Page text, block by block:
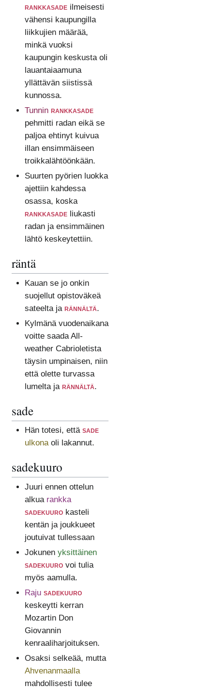
rankkasadeilmeisesti
vähensi kaupungilla
liikkujien määrää,
minkä vuoksi
kaupungin keskusta oli
lauantaiaamuna
yllättävän siistissä
kunnossa.
Tunnin rankkasade
pehmitti radan eikä se
paljoa ehtinyt kuivua
illan ensimmäiseen
troikkalähtöönkään.
Suurten pyörien luokka
ajettiin kahdessa
osassa, koska
rankkasadeliukasti
radan ja ensimmäinen
lähtö keskeytettiin.
räntä
Kauan se jo onkin
suojellut opistoväkeä
sateelta ja rännältä.
Kylmänä vuodenaikana
voitte saada All-
weather Cabrioletista
täysin umpinaisen, niin
että olette turvassa
lumelta ja rännältä.
sade
Hän totesi, että sade
ulkonaoli lakannut.
sadekuuro
Juuri ennen ottelun
alkua rankka
sadekuurokasteli
kentän ja joukkueet
joutuivat tullessaan
Jokunen yksittäinen
sadekuurovoi tulia
myös aamulla.
Raju sadekuuro
keskeytti kerran
Mozartin Don
Giovannin
kenraaliharjoituksen.
Osaksi selkeää, mutta
Ahvenanmaalla
mahdollisesti tulee